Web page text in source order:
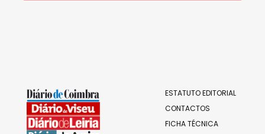
ESTATUTO EDITORIAL
CONTACTOS
FICHA TÉCNICA